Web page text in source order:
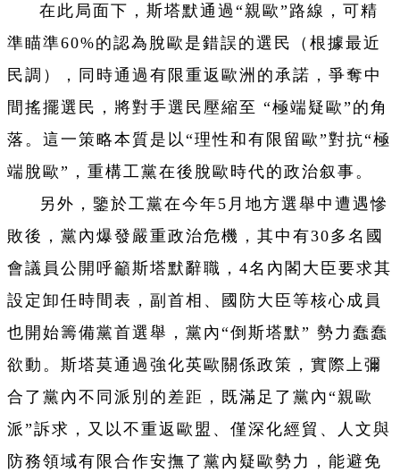
在此局面下，斯塔默通過“親歐”路線，可精
準瞄準60%的認為脫歐是錯誤的選民（根據最近
民調），同時通過有限重返歐洲的承諾，爭奪中
間搖擺選民，將對手選民壓縮至 “極端疑歐”的角
落。這一策略本質是以“理性和有限留歐”對抗“極
端脫歐”，重構工黨在後脫歐時代的政治叙事。
另外，鑒於工黨在今年5月地方選舉中遭遇慘
敗後，黨內爆發嚴重政治危機，其中有30多名國
會議員公開呼籲斯塔默辭職，4名內閣大臣要求其
設定卸任時間表，副首相、國防大臣等核心成員
也開始籌備黨首選舉，黨內“倒斯塔默” 勢力蠢蠢
欲動。斯塔莫通過強化英歐關係政策，實際上彌
合了黨內不同派別的差距，既滿足了黨內“親歐
派”訴求，又以不重返歐盟、僅深化經貿、人文與
防務領域有限合作安撫了黨內疑歐勢力，能避免